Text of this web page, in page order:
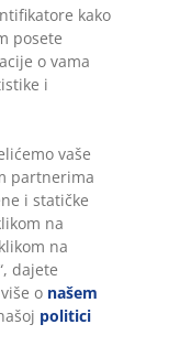
kako
posete
o vama
i
vaše
partnerima
i statičke
na
na
dajete
o našem
politici